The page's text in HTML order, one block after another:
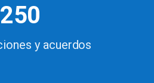
250
y acuerdos